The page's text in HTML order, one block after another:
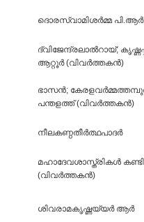
ദൊരസ്വാമിശര്‍മ്മ പി.ആര്‍
ദ്വിജേന്ദ്രലാല്‍റായ്‌;
ആറ്റൂര്‍ (വിവര്‍ത്തകന്‍)
ഭാസന്‍;
പന്തളത്ത്‌ (വിവര്‍ത്തകന്‍)
നീലകണ്ഠതീര്‍ത്ഥപാദര്‍
മഹാദേവശാസ്ത്രികള്‍
(വിവര്‍ത്തകന്‍)
ശിവരാമകൃഷ്ണയ്യര്‍ ആര്‍